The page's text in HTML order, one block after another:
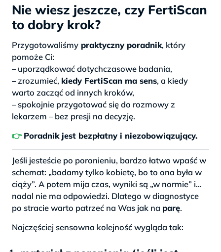
Nie wiesz jeszcze, czy FertiScan
to dobry krok?
Przygotowaliśmy praktyczny poradnik, który
pomoże Ci:
– uporządkować dotychczasowe badania,
– zrozumieć, kiedy FertiScan ma sens, a kiedy
warto zacząć od innych kroków,
– spokojnie przygotować się do rozmowy z
lekarzem – bez presji na decyzję.
👉 Poradnik jest bezpłatny i niezobowiązujący.
Jeśli jesteście po poronieniu, bardzo łatwo wpaść w
schemat: „badamy tylko kobietę, bo to ona była w
ciąży”. A potem mija czas, wyniki są „w normie” i…
nadal nie ma odpowiedzi. Dlatego w diagnostyce
po stracie warto patrzeć na Was jak na parę.
Najczęściej sensowna kolejność wygląda tak: